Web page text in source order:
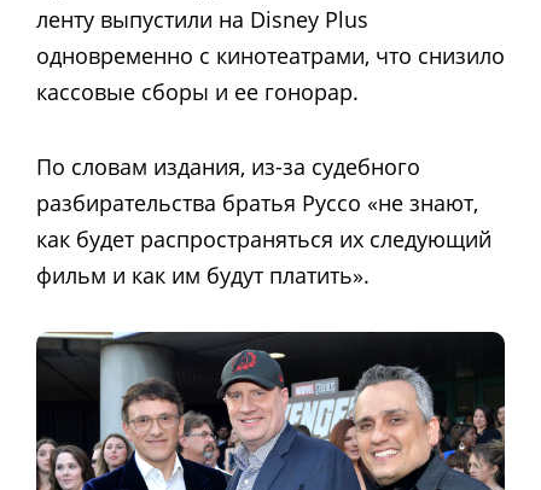
ленту выпустили на Disney Plus
одновременно с кинотеатрами, что снизило
кассовые сборы и ее гонорар.
По словам издания, из-за судебного
разбирательства братья Руссо «не знают,
как будет распространяться их следующий
фильм и как им будут платить».